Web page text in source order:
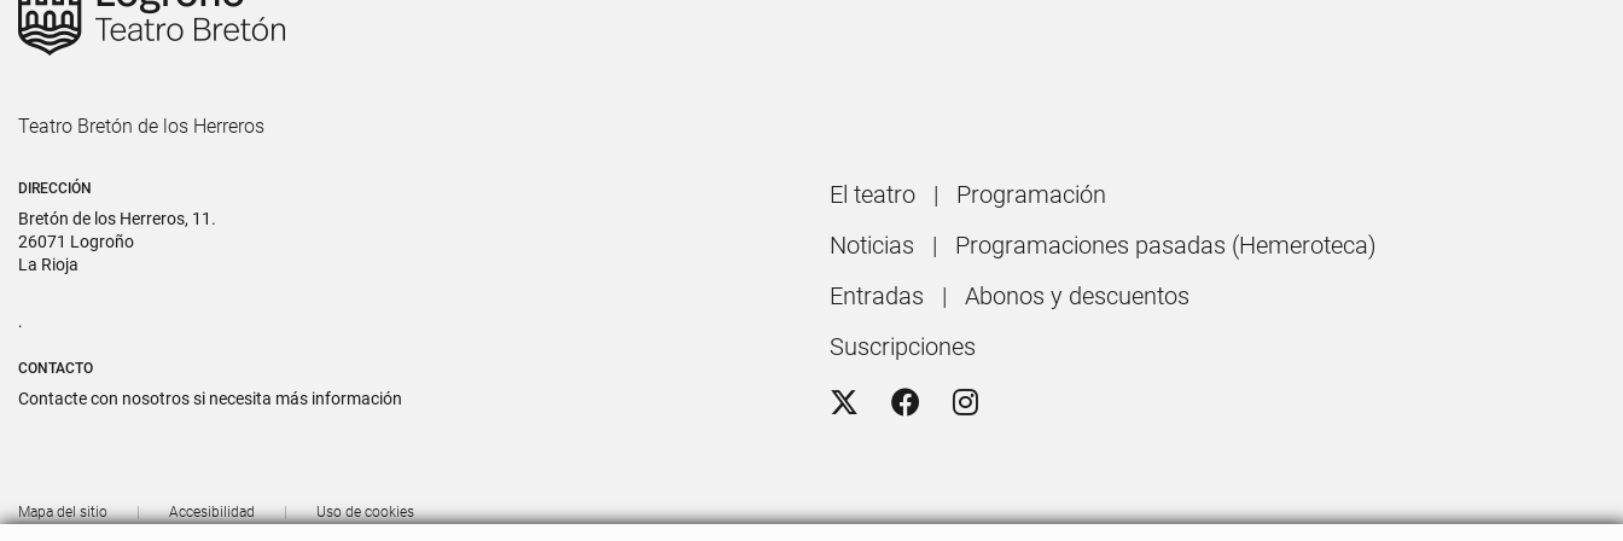
Teatro Bretón de los Herreros
DIRECCIÓN
Bretón de los Herreros, 11.
26071 Logroño
La Rioja
.
CONTACTO
Contacte con nosotros si necesita más información
El teatro
Programación
Noticias
Programaciones pasadas (Hemeroteca)
Entradas
Abonos y descuentos
Suscripciones
Mapa del sitio Accesibilidad Uso de cookies